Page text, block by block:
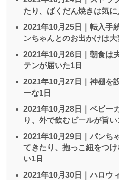
たり、ばくだん焼きは気に
2021年10月25日｜転入手
ンちゃんとのお出かけは大
2021年10月26日｜朝食は
テンが届いた1日
2021年10月27日｜神棚を
ーな1日
2021年10月28日｜ベビー
り、外で飲むビールが旨い
2021年10月29日｜パンち
てきたり、抱っこ紐をつ
い1日
2021年10月30日｜ハロウ